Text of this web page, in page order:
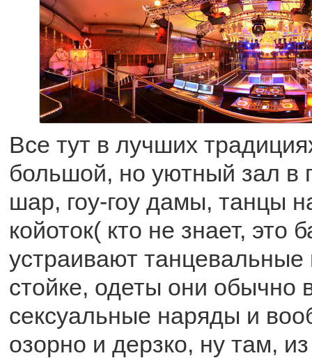
Все тут в лучших
большой, но уютный зал в
шар, гоу-гоу дамы, танцы
койоток( кто не знает, это
устраивают
стойке, одеты они обычно
сексуальные наряды и
озорно и дерзко, ну там,